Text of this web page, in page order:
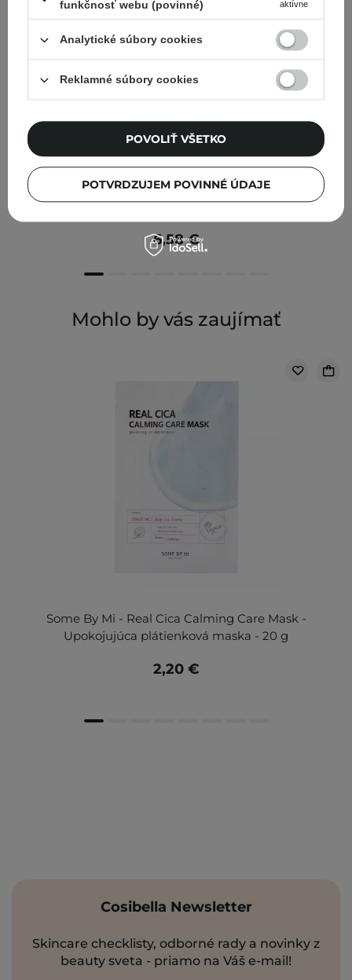
Jumiso - Snail Mucin 88 + Peptide Cream -
Regeneračný krém na tvár - 30 ml
6,58 €
Mohlo by vás zaujímať
Some By Mi - Real Cica Calming Care Mask -
Upokojujúca plátienková maska - 20 g
2,20 €
Cosibella Newsletter
Skincare checklisty, odborné rady a novinky z
beauty sveta - priamo na Váš e-mail!
funkčnosť webu (povinné) aktívne
Analytické súbory cookies
Reklamné súbory cookies
POTVRDZUJEM POVINNÉ ÚDAJE
POVOLIŤ VŠETKO